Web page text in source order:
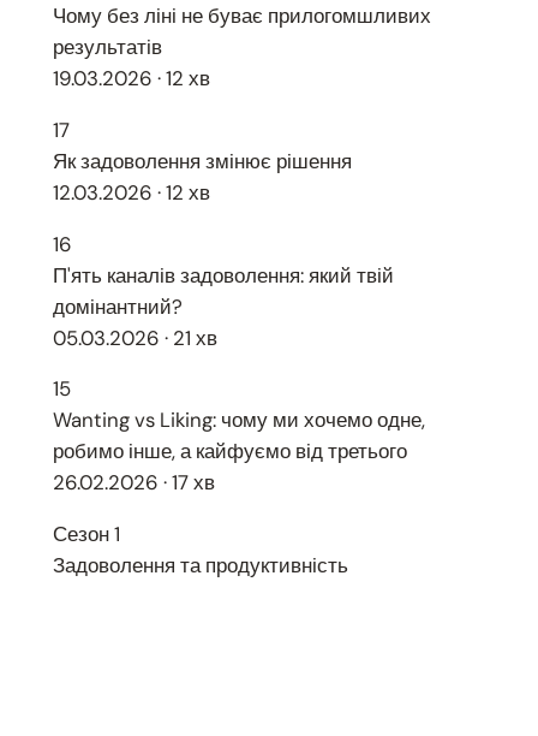
Чому без ліні не буває прилогомшливих
результатів
19.03.2026 · 12 хв
17
Як задоволення змінює рішення
12.03.2026 · 12 хв
16
П'ять каналів задоволення: який твій
домінантний?
05.03.2026 · 21 хв
15
Wanting vs Liking: чому ми хочемо одне,
робимо інше, а кайфуємо від третього
26.02.2026 · 17 хв
Сезон 1
Задоволення та продуктивність